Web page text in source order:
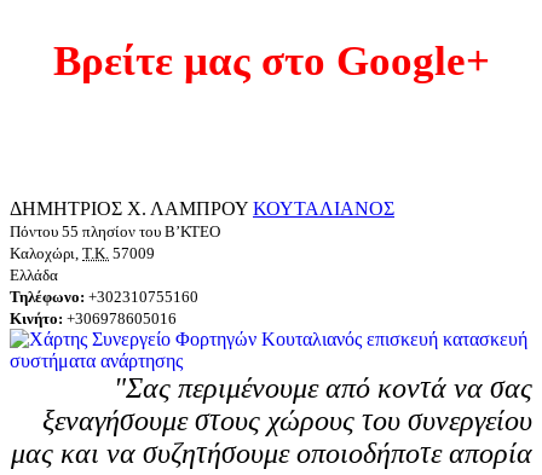
Βρείτε μας στο Google+
ΔΗΜΗΤΡΙΟΣ Χ. ΛΑΜΠΡΟΥ ΚΟΥΤΑΛΙΑΝΟΣ
Πόντου 55 πλησίον του Β’ΚΤΕΟ
Καλοχώρι Τ.Κ. 57009
Ελλάδα
Τηλέφωνο: +302310755160
Κινήτο: +306978605016
"Σας περιμένουμε από κοντά να σας
ξεναγήσουμε στους χώρους του συνεργείου
μας και να συζητήσουμε οποιοδήποτε απορία